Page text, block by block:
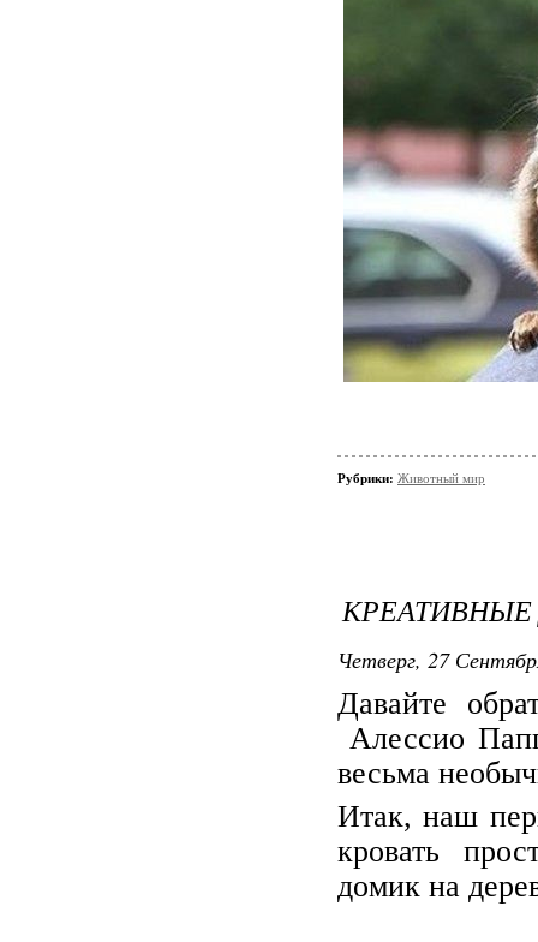
Рубрики: Животный мир
Четверг, 27
Давайте
Алессио
весьма
Итак, наш
кровать
домик на